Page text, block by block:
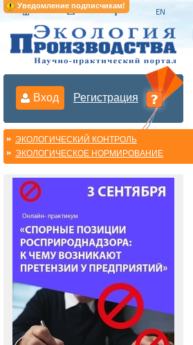
Уведомление подписчикам!
Вход Регистрация
ЭКОЛОГИЧЕСКИЙ КОНТРОЛЬ
ЭКОЛОГИЧЕСКОЕ НОРМИРОВАНИЕ